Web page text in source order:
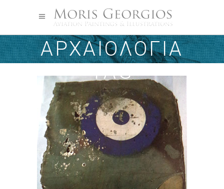
ΒΙΟΜΗΧΑΝΙΚΉ
ΑΡΧΑΙΟΛΟΓΊΑ
TAG